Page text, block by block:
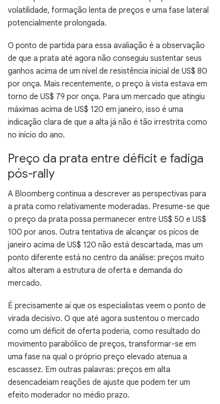
volatilidade, formação lenta de preços e uma fase lateral
potencialmente prolongada.
O ponto de partida para essa avaliação é a observação
de que a prata até agora não conseguiu sustentar seus
ganhos acima de um nível de resistência inicial de US$ 80
por onça. Mais recentemente, o preço à vista estava em
torno de US$ 79 por onça. Para um mercado que atingiu
máximas acima de US$ 120 em janeiro, isso é uma
indicação clara de que a alta já não é tão irrestrita como
no início do ano.
Preço da prata entre déficit e fadiga
pós-rally
A Bloomberg continua a descrever as perspectivas para
a prata como relativamente moderadas. Presume-se que
o preço da prata possa permanecer entre US$ 50 e US$
100 por anos. Outra tentativa de alcançar os picos de
janeiro acima de US$ 120 não está descartada, mas um
ponto diferente está no centro da análise: preços muito
altos alteram a estrutura de oferta e demanda do
mercado.
É precisamente aí que os especialistas veem o ponto de
virada decisivo. O que até agora sustentou o mercado
como um déficit de oferta poderia, como resultado do
movimento parabólico de preços, transformar-se em
uma fase na qual o próprio preço elevado atenua a
escassez. Em outras palavras: preços em alta
desencadeiam reações de ajuste que podem ter um
efeito moderador no médio prazo.